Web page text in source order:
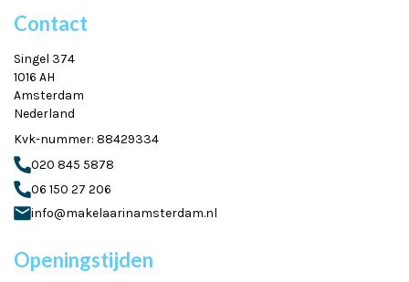
Contact
Singel 374
1016 AH
Amsterdam
Nederland
Kvk-nummer: 88429334
020 845 5878
06 150 27 206
info@makelaarinamsterdam.nl
Openingstijden